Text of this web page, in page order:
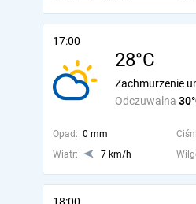
17:00
28°C
Odczuwalna
Zachmurzenie
Opad: 0 mm
Wiatr:
7 km/h